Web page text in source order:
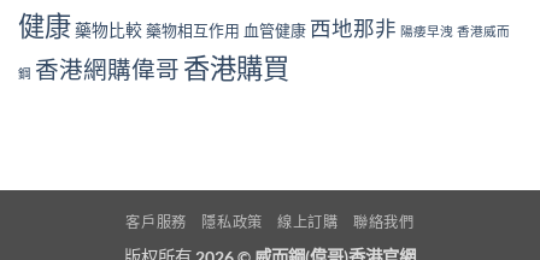
健康藥物比較藥物相互作用 血管健康 西地那非 陽痿早洩 香港威而
鋼 香港網購偉哥 香港購買
客戶服務 隱私政策 線上訂購 聯絡我們